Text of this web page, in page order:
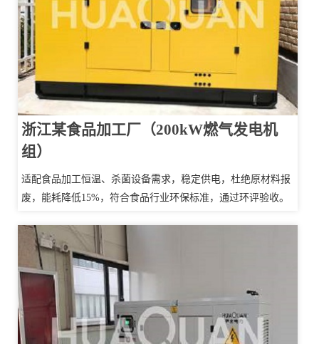
浙江某食品加工厂（200kW燃气发电机
组）
适配食品加工恒温、杀菌设备需求，稳定供电，杜绝原材料报
废，能耗降低15%，符合食品行业环保标准，通过环评验收。